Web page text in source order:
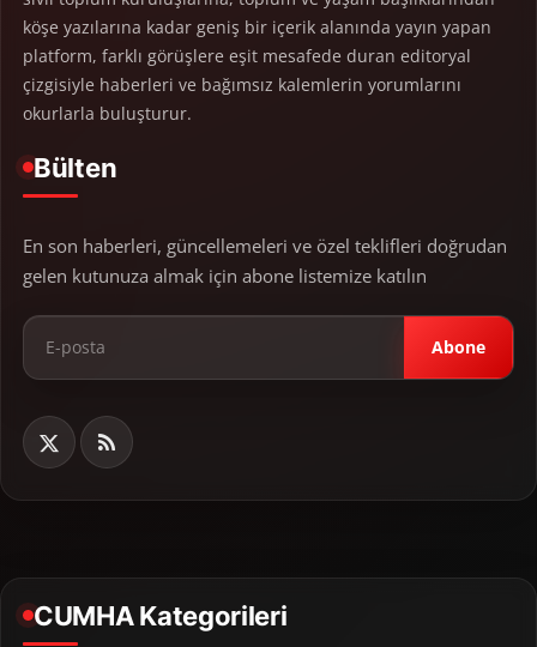
köşe yazılarına kadar geniş bir içerik alanında yayın yapan
platform, farklı görüşlere eşit mesafede duran editoryal
çizgisiyle haberleri ve bağımsız kalemlerin yorumlarını
okurlarla buluşturur.
Bülten
En son haberleri, güncellemeleri ve özel teklifleri doğrudan
gelen kutunuza almak için abone listemize katılın
Abone
CUMHA Kategorileri